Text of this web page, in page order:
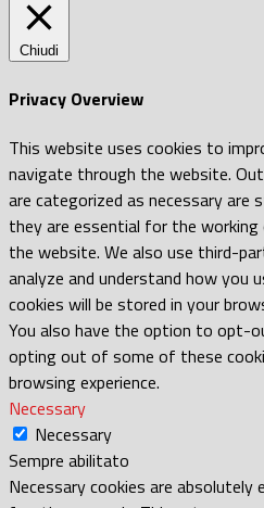
Chiudi
Privacy Overview
This website uses cookies to
navigate through the website.
are categorized as necessary are
they are essential for the
the website. We also use third-
analyze and understand how you
cookies will be stored in your
You also have the option to opt-
opting out of some of these
browsing experience.
Necessary
Necessary
Sempre abilitato
Necessary cookies are